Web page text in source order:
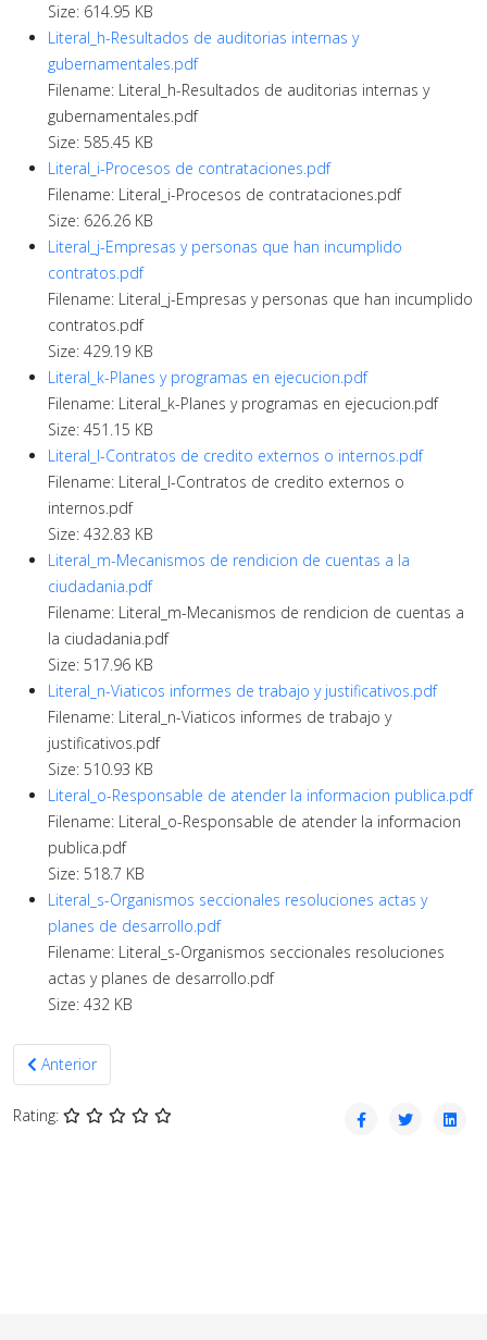
Size: 614.95 KB
Literal_h-Resultados de auditorias internas y
gubernamentales.pdf
Filename: Literal_h-Resultados de auditorias internas y
gubernamentales.pdf
Size: 585.45 KB
Literal_i-Procesos de contrataciones.pdf
Filename: Literal_i-Procesos de contrataciones.pdf
Size: 626.26 KB
Literal_j-Empresas y personas que han incumplido
contratos.pdf
Filename: Literal_j-Empresas y personas que han incumplido
contratos.pdf
Size: 429.19 KB
Literal_k-Planes y programas en ejecucion.pdf
Filename: Literal_k-Planes y programas en ejecucion.pdf
Size: 451.15 KB
Literal_l-Contratos de credito externos o internos.pdf
Filename: Literal_l-Contratos de credito externos o
internos.pdf
Size: 432.83 KB
Literal_m-Mecanismos de rendicion de cuentas a la
ciudadania.pdf
Filename: Literal_m-Mecanismos de rendicion de cuentas a
la ciudadania.pdf
Size: 517.96 KB
Literal_n-Viaticos informes de trabajo y justificativos.pdf
Filename: Literal_n-Viaticos informes de trabajo y
justificativos.pdf
Size: 510.93 KB
Literal_o-Responsable de atender la informacion publica.pdf
Filename: Literal_o-Responsable de atender la informacion
publica.pdf
Size: 518.7 KB
Literal_s-Organismos seccionales resoluciones actas y
planes de desarrollo.pdf
Filename: Literal_s-Organismos seccionales resoluciones
actas y planes de desarrollo.pdf
Size: 432 KB
Artículo anterior: Febrero 2022
Anterior
Rating: